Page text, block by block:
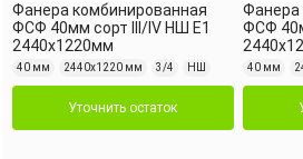
Фанера комбинированная
ФСФ 40мм сорт III/IV НШ Е1
2440x1220мм
40 мм 2440х1220 мм 3/4 НШ
Уточнить остаток
Фанера
ФСФ
40 мм